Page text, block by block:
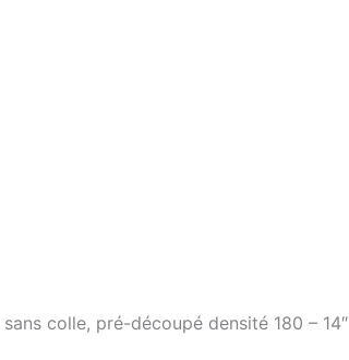
sans colle, pré-découpé densité 180 – 14″